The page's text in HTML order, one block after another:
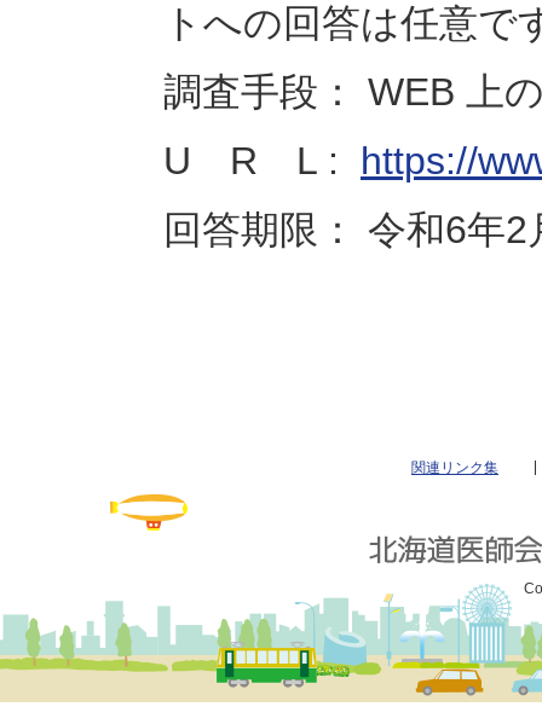
トへの回答は任意で
調査手段： WEB 上
U R L : https://
回答期限： 令和6年
関連リンク集